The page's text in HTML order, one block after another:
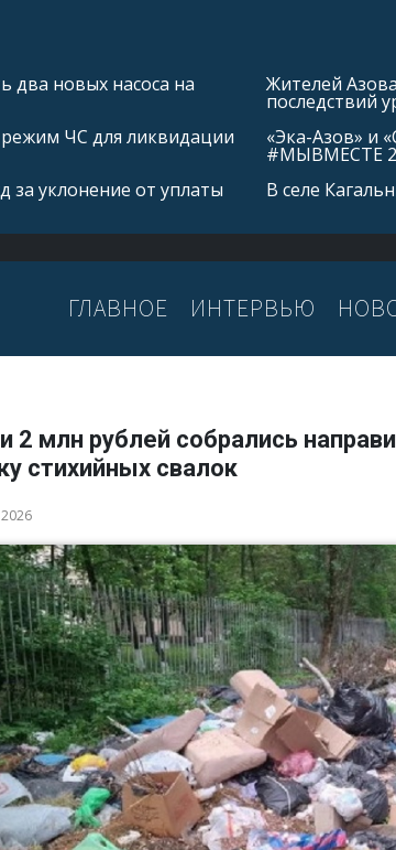
два новых насоса на
ЧС для ликвидации
за уклонение от уплаты
Жителей
последствий
«Эка-Азов» и
#МЫВМЕСТЕ
В селе
ГЛАВНОЕ ИНТЕРВЬЮ
2 млн рублей собрались
стихийных свалок